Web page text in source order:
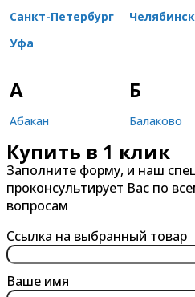
Санкт-Петербург
Челябинск
Уфа
А
Абакан
Александров
Альметьевск
Анапа
Арзамас
Армавир
Б
Балаково
Балашиха
Барнаул
Купить в 1 клик
Заполните форму, и наш
проконсультирует Вас по
вопросам
Ссылка на выбранный товар
Ваше имя